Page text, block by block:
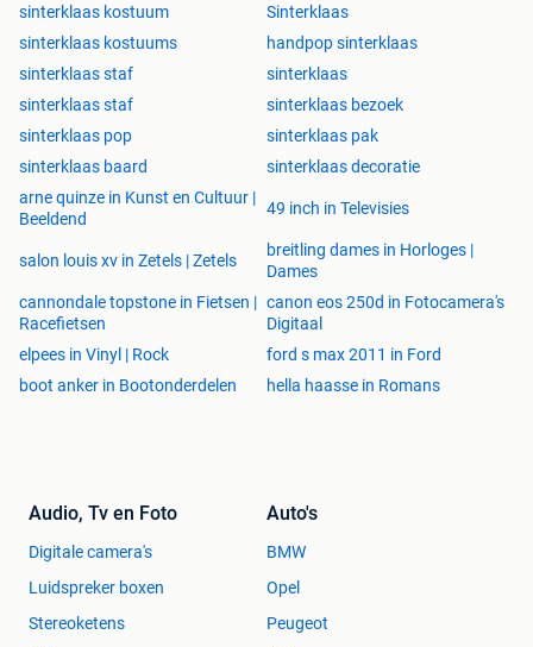
sinterklaas kostuum
Sinterklaas
sinterklaas kostuums
handpop sinterklaas
sinterklaas staf
sinterklaas
sinterklaas staf
sinterklaas bezoek
sinterklaas pop
sinterklaas pak
sinterklaas baard
sinterklaas decoratie
arne quinze in Kunst en Cultuur |
Beeldend
49 inch in Televisies
salon louis xv in Zetels | Zetels
breitling dames in Horloges |
Dames
cannondale topstone in Fietsen |
Racefietsen
canon eos 250d in Fotocamera's
Digitaal
elpees in Vinyl | Rock
ford s max 2011 in Ford
boot anker in Bootonderdelen
hella haasse in Romans
Audio, Tv en Foto
Digitale camera's
Luidspreker boxen
Stereoketens
Auto's
BMW
Opel
Peugeot